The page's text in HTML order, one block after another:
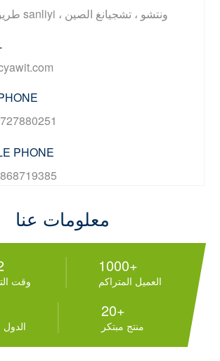
86 # طريق sanliyi ، ونتشو ، تشجيانغ الصين
PHONE
معلومات عنا
وقت
1000+
العميل المتراكم
20+
منتج مبتكر